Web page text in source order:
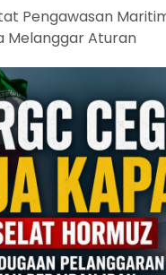
Pengawasan
Melanggar Aturan